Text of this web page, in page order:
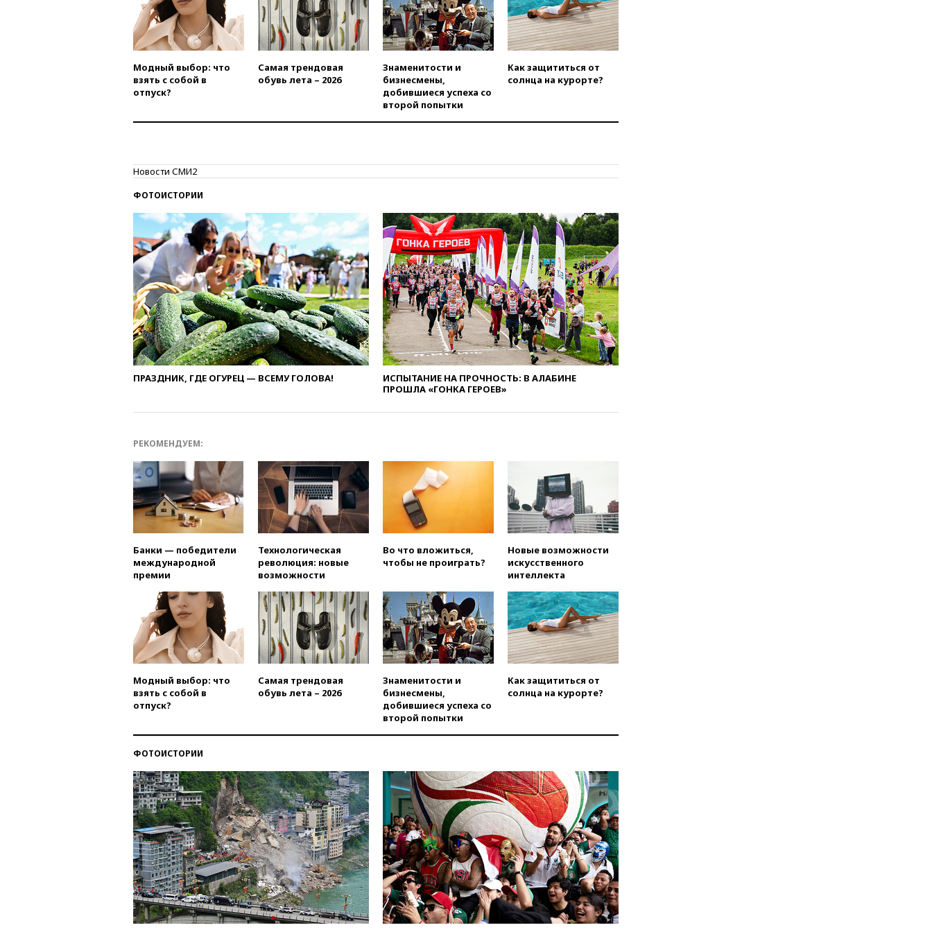
РФ
вчера, 22:35Семь грузовых
вагонов сошли с рельсов в
Оренбургской области
вчера, 22:22 Минфин: в июле
выросли нефтегазовые
доходы российского бюджета
вчера, 22:15Аксаков: ЦБ
вчера, 21:43Организаторы
«Интервидения»
вчера, 21:35Машков: в РФ
подготовили концепцию
развития театрального
искусства до 2035 года
вчера, 21:21Правительство
РФ разрешило продажу
бензина старых
экологических классов
вчера, 21:15Путин обсудил с
Машковым 150-летие Союза
театральных деятелей
вчера, 20:47
47 из 50 штатов США
беспилотников
вчера, 20:20
Третий комплект
золотых медалей выиграли на
ЧЕ российские синхронистки
вчера, 20:15ТАСС: жизни
после взрыва ничего не
угрожает
вчера, 20:08По всей Грузии
снова отключилось
электричество
вчера, 20:00Зеленский связал
дефицит ракет с попыткой
Запада принудить Киев к
вчера, 19:45 Памфилова: ЦИК
примет беспрецедентные
выборов
партийных списков на выборах
в Госдуму
вчера, 19:25Путин
прокомментировал первый
номер «Единой России» в
бюллетене
вчера, 19:15 Путин обсудил с
Памфиловой подготовку к
единому дню голосования
вчера, 18:56Wildberries
Модный выбор: что
взять с собой в
отпуск?
Самая трендовая
обувь лета – 2026
Знаменитости и
бизнесмены,
добившиеся успеха со
второй попытки
Как защититься от
солнца на курорте?
Новости СМИ2
ФОТОИСТОРИИ
ПРАЗДНИК, ГДЕ ОГУРЕЦ — ВСЕМУ ГОЛОВА!
ИСПЫТАНИЕ НА ПРОЧНОСТЬ: В АЛАБИНЕ
ПРОШЛА «ГОНКА ГЕРОЕВ»
РЕКОМЕНДУЕМ:
Банки — победители
международной
премии
Технологическая
революция: новые
возможности
Во что вложиться,
чтобы не проиграть?
Новые возможности
искусственного
интеллекта
Модный выбор: что
взять с собой в
отпуск?
Самая трендовая
обувь лета – 2026
Знаменитости и
бизнесмены,
добившиеся успеха со
второй попытки
Как защититься от
солнца на курорте?
ФОТОИСТОРИИ